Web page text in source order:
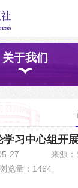
关于我们
习中心组开
27
来源
览量：1464